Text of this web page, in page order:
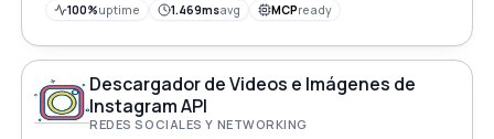
100%uptime 1.469msavg MCPready
Descargador de Videos e Imágenes de
Instagram API
REDES SOCIALES Y NETWORKING